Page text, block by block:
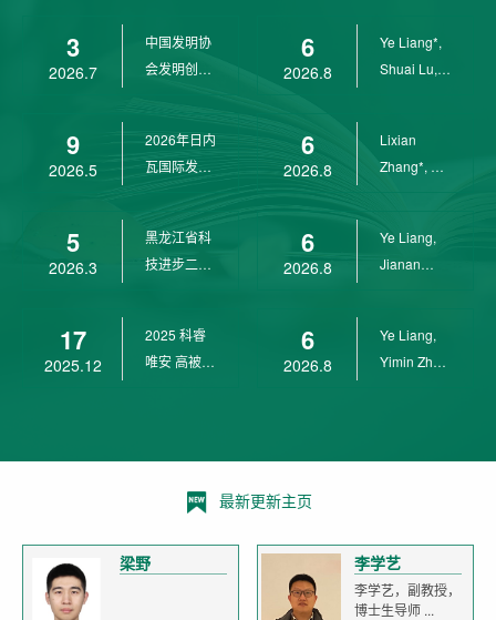
3
2026.7
中国发明协
会发明创业
9
2026.5
2026年日内
瓦国际发明
5
2026.3
黑龙江省科
技进步二等
17
2025.12
2025 科睿
唯安 高被引
6
2026.8
Ye Liang*,
Shuai Lu,
6
2026.8
Lixian
Zhang*, Ye
6
2026.8
Ye Liang,
Jianan
6
2026.8
Ye Liang,
Yimin Zhu,
最新更新主页
梁野 李学艺
李学艺，副教授，
博士生导师 ...